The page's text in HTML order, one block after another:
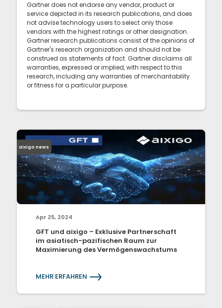
Gartner does not endorse any vendor, product or
service depicted in its research publications, and does
not advise technology users to select only those
vendors with the highest ratings or other designation.
Gartner research publications consist of the opinions of
Gartner's research organization and should not be
construed as statements of fact. Gartner disclaims all
warranties, expressed or implied, with respect to this
research, including any warranties of merchantability
or fitness for a particular purpose.
aixigo news
Apr 25, 2024
GFT und aixigo – Exklusive Partnerschaft
im asiatisch-pazifischen Raum zur
Maximierung des Vermögenswachstums
MEHR ERFAHREN